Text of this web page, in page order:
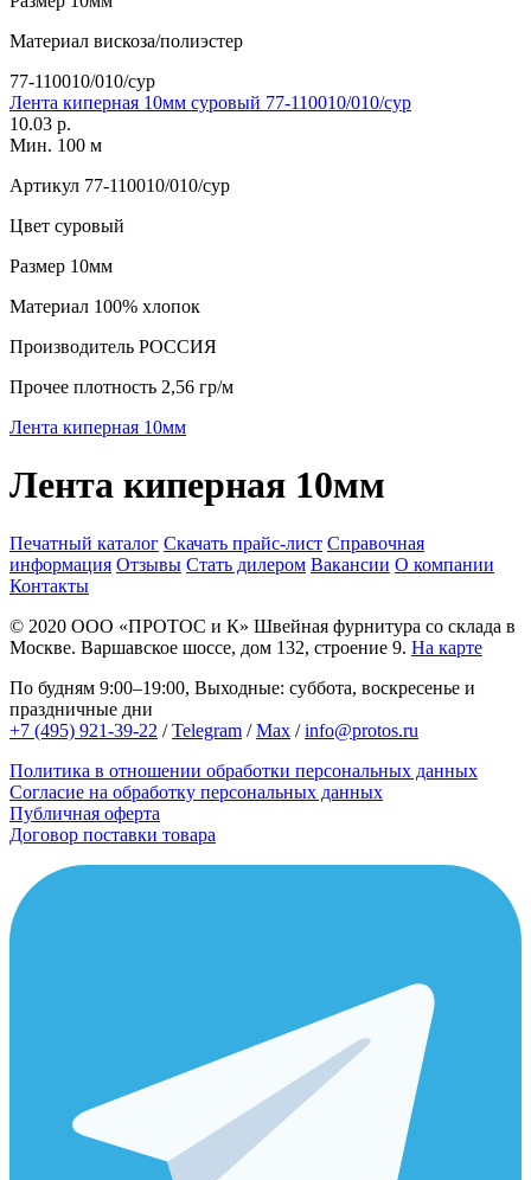
Материал вискоза/полиэстер
77-110010/010/сур
Лента киперная 10мм суровый 77-110010/010/сур
10.03 р.
Мин. 100 м
Артикул 77-110010/010/сур
Цвет суровый
Размер 10мм
Материал 100% хлопок
Производитель РОССИЯ
Прочее плотность 2,56 гр/м
Лента киперная 10мм
Лента киперная 10мм
Печатный каталог Скачать прайс-лист Справочная
информация Отзывы Стать дилером Вакансии О компании
Контакты
© 2020 ООО «ПРОТОС и К» Швейная фурнитура со склада в
Москве. Варшавское шоссе, дом 132, строение 9. На карте
По будням 9:00–19:00, Выходные: суббота, воскресенье и
праздничные дни
+7 (495) 921-39-22 /Telegram /Max /info@protos.ru
Политика в отношении обработки персональных данных
Согласие на обработку персональных данных
Публичная оферта
Договор поставки товара